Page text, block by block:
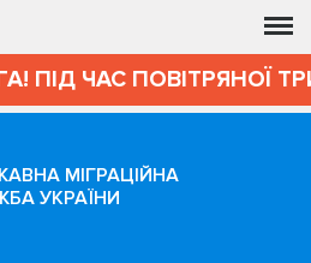
ПІД ЧАС ПОВІТРЯНОЇ
МІГРАЦІЙНА
УКРАЇНИ